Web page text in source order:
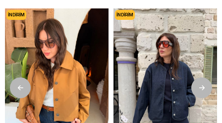
İNDIRIM İNDIRIM